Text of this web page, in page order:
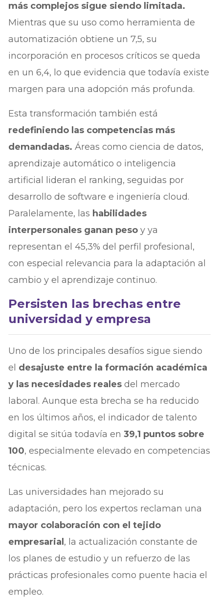
más complejos sigue siendo limitada.
Mientras que su uso como herramienta de
automatización obtiene un 7,5, su
incorporación en procesos críticos se queda
en un 6,4, lo que evidencia que todavía existe
margen para una adopción más profunda.
Esta transformación también está
redefiniendo las competencias más
demandadas.Áreas como ciencia de datos,
aprendizaje automático o inteligencia
artificial lideran el ranking, seguidas por
desarrollo de software e ingeniería cloud.
Paralelamente, las habilidades
interpersonales ganan pesoy ya
representan el 45,3% del perfil profesional,
con especial relevancia para la adaptación al
cambio y el aprendizaje continuo.
Persisten las brechas entre
universidad y empresa
Uno de los principales desafíos sigue siendo
el desajuste entre la formación académica
y las necesidades realesdel mercado
laboral. Aunque esta brecha se ha reducido
en los últimos años, el indicador de talento
digital se sitúa todavía en39,1 puntos sobre
100, especialmente elevado en competencias
técnicas.
Las universidades han mejorado su
adaptación, pero los expertos reclaman una
mayor colaboración con el tejido
empresarial , la actualización constante de
los planes de estudio y un refuerzo de las
prácticas profesionales como puente hacia el
empleo.